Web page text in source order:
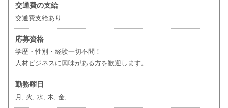
交通費の支給
交通費支給あり
応募資格
学歴・性別・経験一切不問！
人材ビジネスに興味がある方を歓迎します。
勤務曜日
月, 火, 水, 木, 金,